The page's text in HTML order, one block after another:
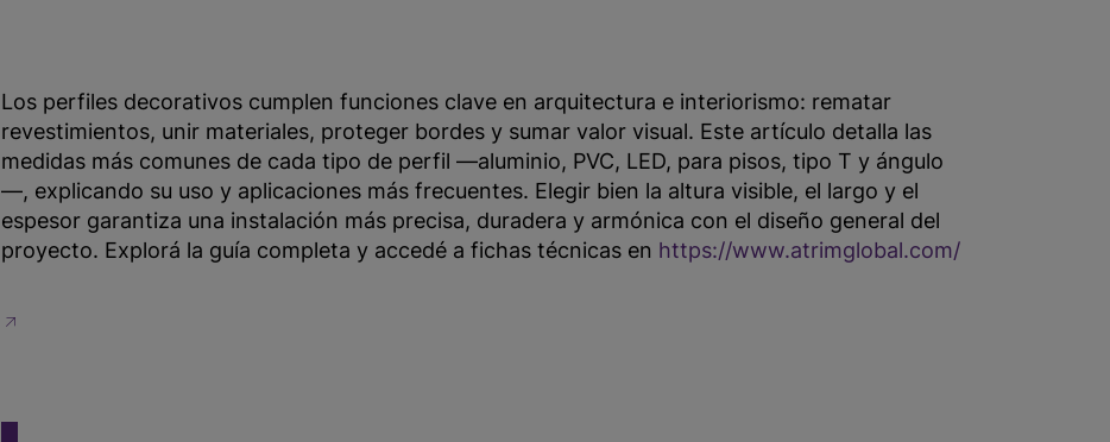
Los perfiles decorativos cumplen funciones clave en arquitectura e interiorismo: rematar
revestimientos, unir materiales, proteger bordes y sumar valor visual. Este artículo detalla las
medidas más comunes de cada tipo de perfil —aluminio, PVC, LED, para pisos, tipo T y ángulo
—, explicando su uso y aplicaciones más frecuentes. Elegir bien la altura visible, el largo y el
espesor garantiza una instalación más precisa, duradera y armónica con el diseño general del
proyecto. Explorá la guía completa y accedé a fichas técnicas en https://www.atrimglobal.com/